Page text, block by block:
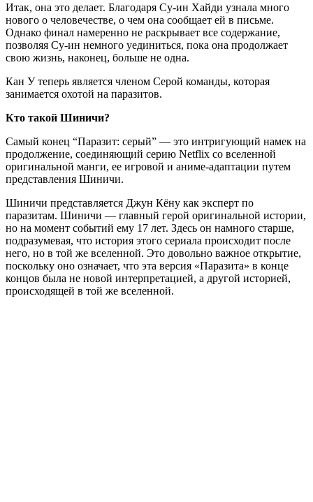
Итак, она это делает. Благодаря Су-ин Хайди узнала много
нового о человечестве, о чем она сообщает ей в письме.
Однако финал намеренно не раскрывает все содержание,
позволяя Су-ин немного уединиться, пока она продолжает
свою жизнь, наконец, больше не одна.
Кан У теперь является членом Серой команды, которая
занимается охотой на паразитов.
Кто такой Шиничи?
Самый конец “Паразит: серый” — это интригующий намек на
продолжение, соединяющий серию Netflix со вселенной
оригинальной манги, ее игровой и аниме-адаптации путем
представления Шиничи.
Шиничи представляется Джун Кёну как эксперт по
паразитам. Шиничи — главный герой оригинальной истории,
но на момент событий ему 17 лет. Здесь он намного старше,
подразумевая, что история этого сериала происходит после
него, но в той же вселенной. Это довольно важное открытие,
поскольку оно означает, что эта версия «Паразита» в конце
концов была не новой интерпретацией, а другой историей,
происходящей в той же вселенной.